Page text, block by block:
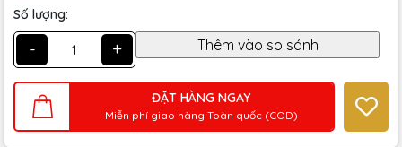
Số lượng:
- +
ĐẶT HÀNG NGAY
Miễn phí giao hàng Toàn quốc (COD)